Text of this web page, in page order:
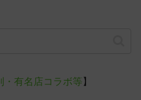
・有名店コラボ等 】